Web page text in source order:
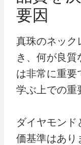
要因
真珠のネック
き、何が良質
は非常に重要
学ぶ上での重
ダイヤモン
価基準はあり